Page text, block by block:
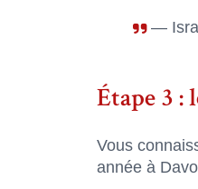
—
Étape 3
Vous
année à